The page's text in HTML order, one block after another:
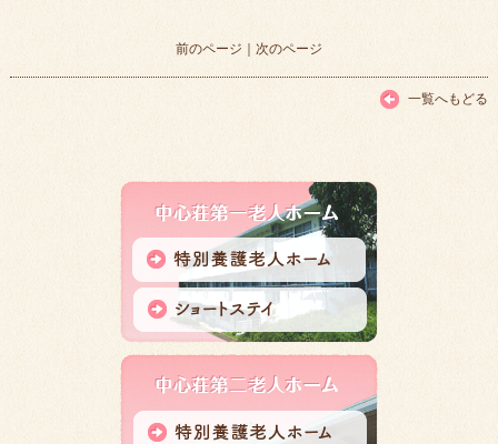
前のページ ｜ 次のページ
一覧へもどる